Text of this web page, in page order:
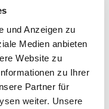
und Anzeigen zu
Medien anbieten
Website zu
zu Ihrer
Partner für
weiter. Unsere
Der vollmundige
die nicht wie
Kochen, Backen, für
statt Milch
nachhaltigen